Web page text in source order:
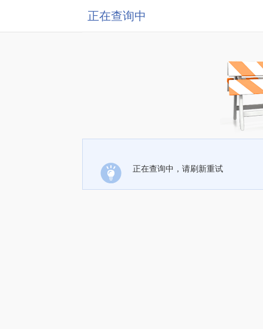
正在查询中
正在查询中，请刷新重试